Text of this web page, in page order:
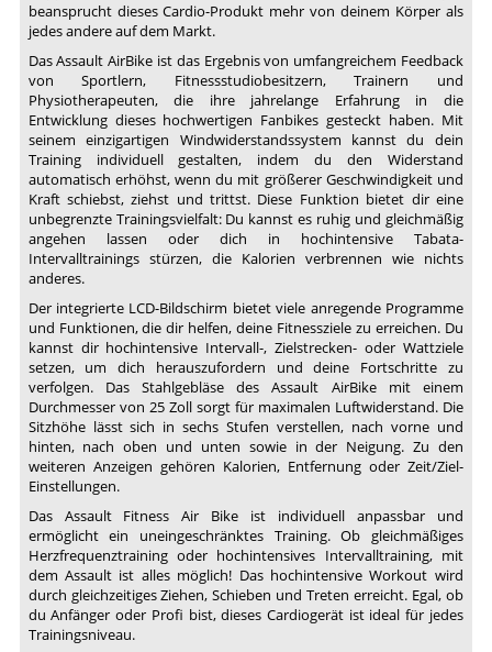
beansprucht dieses Cardio-Produkt mehr von deinem Körper als
jedes andere auf dem Markt.
Das Assault AirBike ist das Ergebnis von umfangreichem Feedback
von Sportlern, Fitnessstudiobesitzern, Trainern und
Physiotherapeuten, die ihre jahrelange Erfahrung in die
Entwicklung dieses hochwertigen Fanbikes gesteckt haben. Mit
seinem einzigartigen Windwiderstandssystem kannst du dein
Training individuell gestalten, indem du den Widerstand
automatisch erhöhst, wenn du mit größerer Geschwindigkeit und
Kraft schiebst, ziehst und trittst. Diese Funktion bietet dir eine
unbegrenzte Trainingsvielfalt: Du kannst es ruhig und gleichmäßig
angehen lassen oder dich in hochintensive Tabata-
Intervalltrainings stürzen, die Kalorien verbrennen wie nichts
anderes.
Der integrierte LCD-Bildschirm bietet viele anregende Programme
und Funktionen, die dir helfen, deine Fitnessziele zu erreichen. Du
kannst dir hochintensive Intervall-, Zielstrecken- oder Wattziele
setzen, um dich herauszufordern und deine Fortschritte zu
verfolgen. Das Stahlgebläse des Assault AirBike mit einem
Durchmesser von 25 Zoll sorgt für maximalen Luftwiderstand. Die
Sitzhöhe lässt sich in sechs Stufen verstellen, nach vorne und
hinten, nach oben und unten sowie in der Neigung. Zu den
weiteren Anzeigen gehören Kalorien, Entfernung oder Zeit/Ziel-
Einstellungen.
Das Assault Fitness Air Bike ist individuell anpassbar und
ermöglicht ein uneingeschränktes Training. Ob gleichmäßiges
Herzfrequenztraining oder hochintensives Intervalltraining, mit
dem Assault ist alles möglich! Das hochintensive Workout wird
durch gleichzeitiges Ziehen, Schieben und Treten erreicht. Egal, ob
du Anfänger oder Profi bist, dieses Cardiogerät ist ideal für jedes
Trainingsniveau.